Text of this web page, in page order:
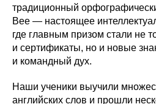
традиционный
Bee — настоящее
где главным призом стали не
и сертификаты, но и новые
и командный дух.
Наши ученики выучили
английских слов и прошли